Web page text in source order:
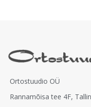
Ortostuudio OÜ
Rannamõisa tee 4F,